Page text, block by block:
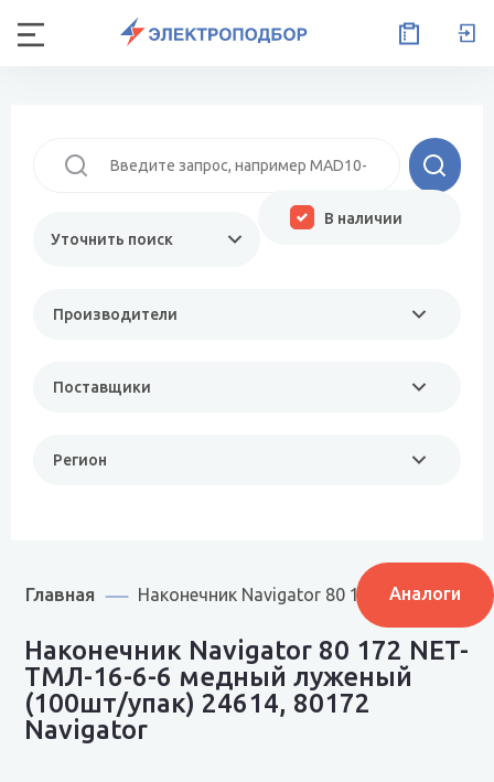
Уточнить поиск
Производители
Поставщики
Регион
В наличии
Главная Наконечник Navigator 80 172 NET-ТМЛ-
Аналоги
Наконечник Navigator 80 172 NET-
ТМЛ-16-6-6 медный луженый
(100шт/упак) 24614, 80172
Navigator